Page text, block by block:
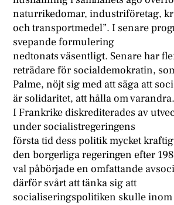
naturrikedomar, industriföretag,
och transportmedel”. I senare
svepande formulering
nedtonats väsentligt. Senare har
reträdare för socialdemokratin,
Palme, nöjt sig med att säga att
är solidaritet, att hålla om varandra.
I Frankrike diskrediterades av
under socialistregeringens
första tid dess politik mycket
den borgerliga regeringen efter
val påbörjade en omfattande
därför svårt att tänka sig att
socialiseringspolitiken skulle inom